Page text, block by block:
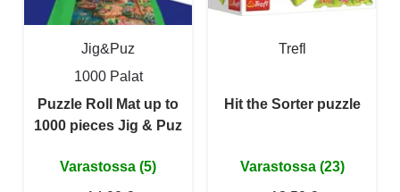
Jig&Puz
1000 Palat
Puzzle Roll Mat up to
1000 pieces Jig & Puz
Varastossa (5)
Trefl
Hit the Sorter puzzle
Varastossa (23)